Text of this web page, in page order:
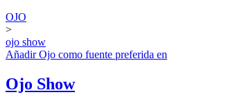
OJO
>
ojo show
AñadirOjo como fuente preferida en
Ojo Show